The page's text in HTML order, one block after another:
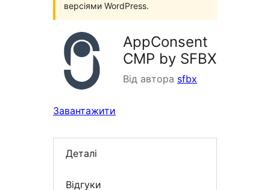
версіями WordPress.
AppConsent
CMP by SFBX
Від автора sfbx
Завантажити
Деталі
Відгуки